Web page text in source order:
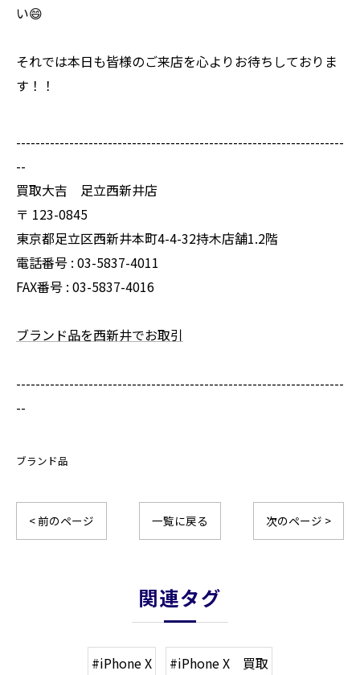
い😄
それでは本日も皆様のご来店を心よりお待ちしておりま
す！！
--------------------------------------------------------------------
--
買取大吉 足立西新井店
〒 123-0845
東京都足立区西新井本町4-4-32持木店舗1.2階
電話番号 : 03-5837-4011
FAX番号 : 03-5837-4016
ブランド品を西新井でお取引
--------------------------------------------------------------------
--
ブランド品
< 前のページ 一覧に戻る 次のページ >
関連タグ
#iPhone X
#iPhone X 買取